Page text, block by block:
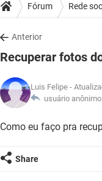
Fórum Rede
Anterior
Recuperar fotos
Luis Felipe -
usuário
Como eu faço pra
Share